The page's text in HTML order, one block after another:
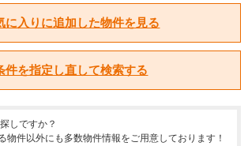
に入りに追加した物件を見る
件を指定し直して検索する
しですか？
物件以外にも多数物件情報をご用意しております！